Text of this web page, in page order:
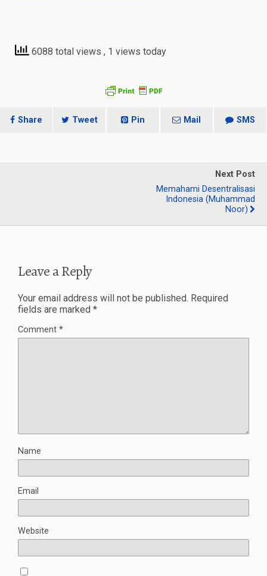
6088 total views , 1 views today
Share Tweet Pin Mail SMS
Next Post
Memahami Desentralisasi
Indonesia (Muhammad
Noor)
Leave a Reply
Your email address will not be published. Required
fields are marked *
Comment *
Name
Email
Website